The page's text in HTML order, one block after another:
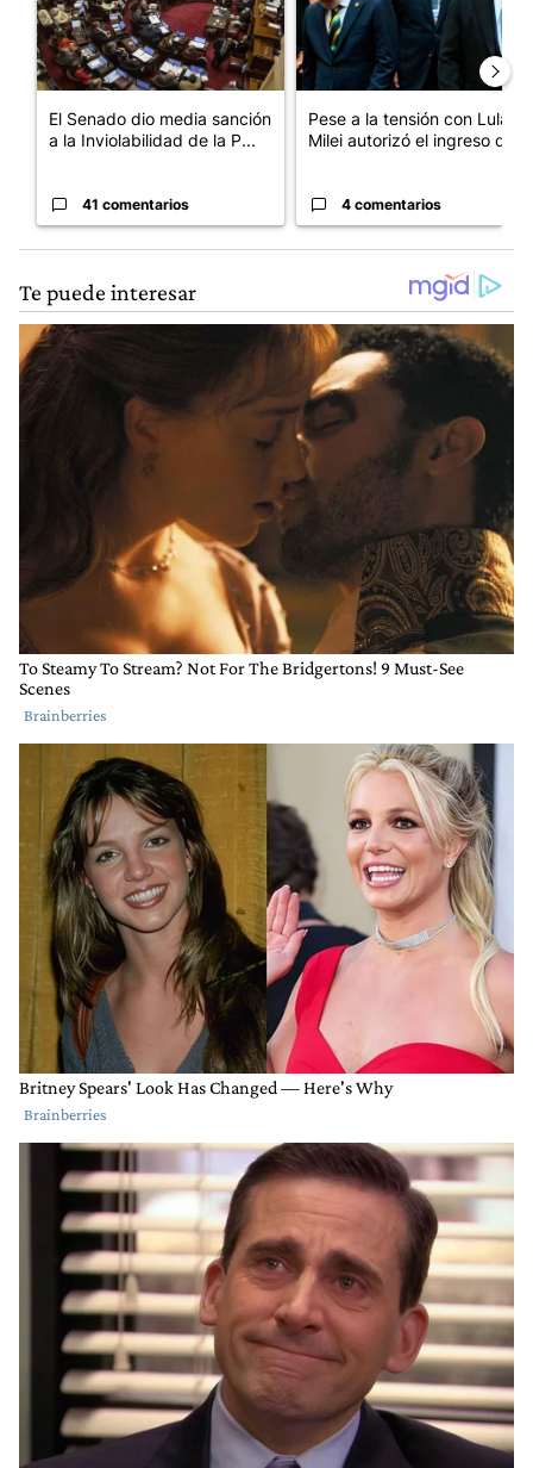
El Senado dio media sanción
a la Inviolabilidad de la P...
41 comentarios
Pese a la tensión con Lula,
Milei autorizó el ingreso d...
4 comentarios